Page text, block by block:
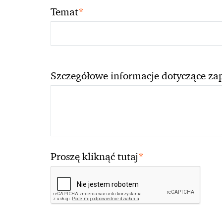
Temat*
Szczegółowe informacje dotyczące
Proszę kliknąć tutaj*